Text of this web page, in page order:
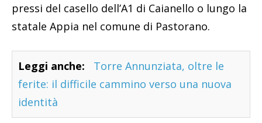
pressi del casello dell’A1 di Caianello o lungo la
statale Appia nel comune di Pastorano.
Leggi anche:
Torre Annunziata, oltre le
ferite: il difficile cammino verso una nuova
identità